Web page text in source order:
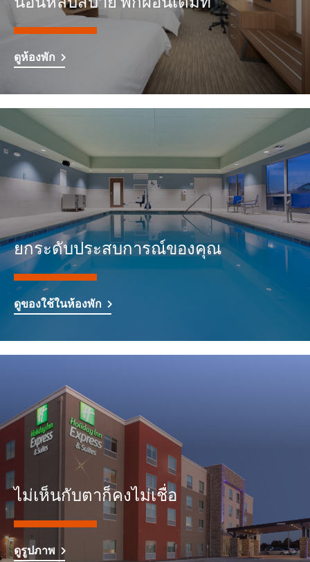
ดูห้องพัก
ยกระดับประสบการณ์ของคุณ
ดูของใช้ในห้องพัก
ไม่เห็นกับตาก็คงไม่เชื่อ
ดูรูปภาพ